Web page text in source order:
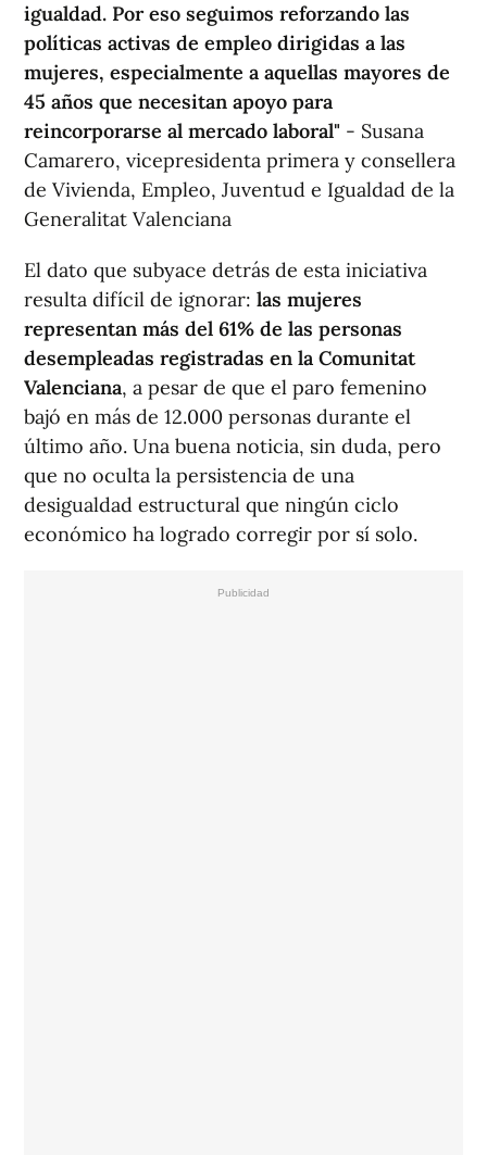
igualdad. Por eso seguimos reforzando las
políticas activas de empleo dirigidas a las
mujeres, especialmente a aquellas mayores de
45 años que necesitan apoyo para
reincorporarse al mercado laboral" - Susana
Camarero, vicepresidenta primera y consellera
de Vivienda, Empleo, Juventud e Igualdad de la
Generalitat Valenciana
El dato que subyace detrás de esta iniciativa
resulta difícil de ignorar: las mujeres
representan más del 61% de las personas
desempleadas registradas en la Comunitat
Valenciana, a pesar de que el paro femenino
bajó en más de 12.000 personas durante el
último año. Una buena noticia, sin duda, pero
que no oculta la persistencia de una
desigualdad estructural que ningún ciclo
económico ha logrado corregir por sí solo.